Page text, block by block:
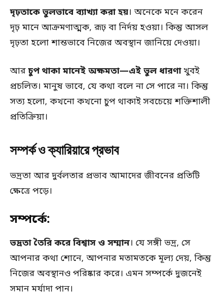
দৃঢ়তাকে ভুলভাবে ব্যাখ্যা করা হয়। অনেকে মনে করেন
দৃঢ় মানে আক্রমণাত্মক, রূঢ় বা নির্দয় হওয়া। কিন্তু আসল
দৃঢ়তা হলো শান্তভাবে নিজের অবস্থান জানিয়ে দেওয়া।
আর চুপ থাকা মানেই অক্ষমতা—এই ভুল ধারণাখুবই
প্রচলিত। মানুষ ভাবে, যে কথা বলে না সে পারে না। কিন্তু
সত্য হলো, কখনো কখনো চুপ থাকাই সবচেয়ে শক্তিশালী
প্রতিক্রিয়া।
সম্পর্ক ও ক্যারিয়ারে প্রভাব
ভদ্রতা আর দুর্বলতার প্রভাব আমাদের জীবনের প্রতিটি
ক্ষেত্রে পড়ে।
সম্পর্কে:
ভদ্রতা তৈরি করে বিশ্বাস ও সম্মান। যে সঙ্গী ভদ্র, সে
আপনার কথা শোনে, আপনার মতামতকে মূল্য দেয়, কিন্তু
নিজের অবস্থানও পরিষ্কার করে। এমন সম্পর্কে দুজনেই
সমান মর্যাদা পান।